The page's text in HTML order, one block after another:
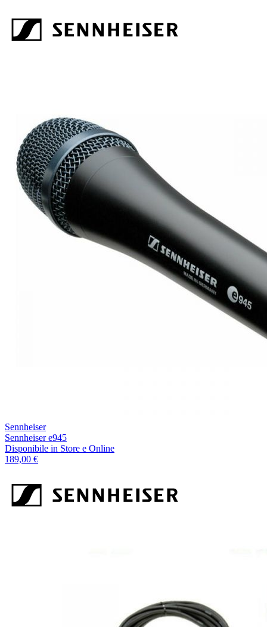
Sennheiser
Sennheiser e945
Disponibile in Store e Online
189,00 €